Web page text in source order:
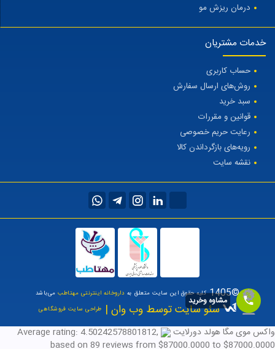
درمان ریزش مو
خدمات مشتریان
حساب کاربری
روش‌های ارسال سفارش
سبد خرید
قوانین و مقررات
رعایت حریم خصوصی
رویه‌های بازگرداندن کالا
نقشه سایت
©1405 کلیه حقوق این سایت متعلق به داروخانه اینترنتی مهتاطبمی‌باشد
سئو سایت توسط وب وان | طراحی سایت فروشگاهی
واکس موی مگا هولد دورلایت Average rating: 4.50242578801812,
based on 89 reviews from $87000.0000 to $87000.0000
مشاوه وخرید